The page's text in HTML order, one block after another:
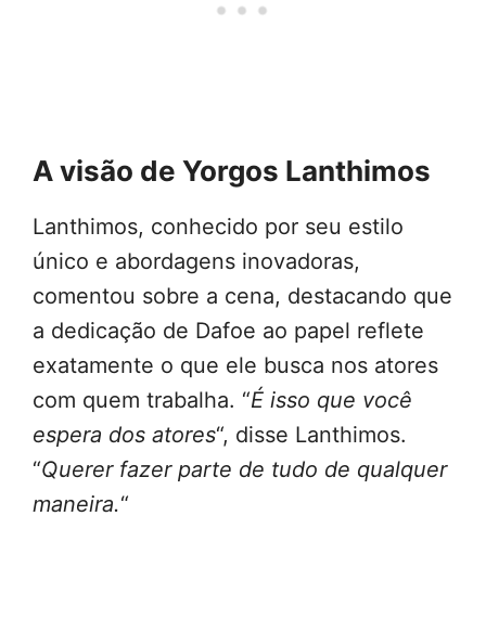
A visão de Yorgos Lanthimos
Lanthimos, conhecido por seu estilo
único e abordagens inovadoras,
comentou sobre a cena, destacando que
a dedicação de Dafoe ao papel reflete
exatamente o que ele busca nos atores
com quem trabalha. “É isso que você
espera dos atores“, disse Lanthimos.
“Querer fazer parte de tudo de qualquer
maneira.“